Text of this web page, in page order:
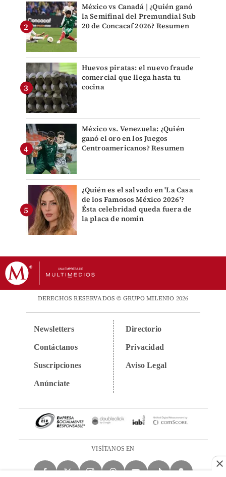
México vs Canadá | ¿Quién ganó
la Semifinal del Premundial Sub
20 de Concacaf 2026? Resumen
Huevos piratas: el nuevo fraude
comercial que llega hasta tu
cocina
México vs. Venezuela: ¿Quién
ganó el oro en los Juegos
Centroamericanos? Resumen
¿Quién es el salvado en 'La Casa
de los Famosos México 2026'?
Ésta celebridad queda fuera de
la placa de nomin
DERECHOS RESERVADOS © GRUPO MILENIO 2026
Newsletters
Contáctanos
Suscripciones
Anúnciate
Directorio
Privacidad
Aviso Legal
VISÍTANOS EN